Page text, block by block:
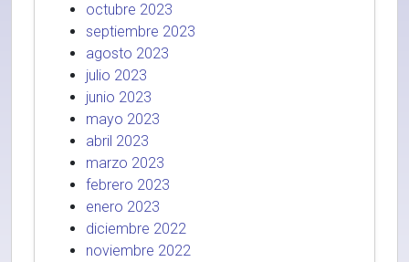
octubre 2023
septiembre 2023
agosto 2023
julio 2023
junio 2023
mayo 2023
abril 2023
marzo 2023
febrero 2023
enero 2023
diciembre 2022
noviembre 2022